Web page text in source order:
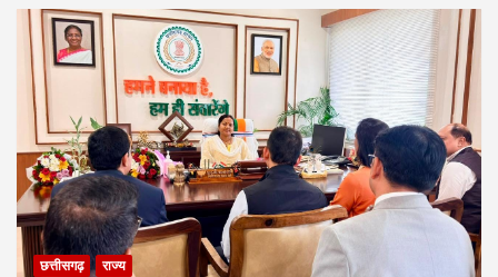
छत्तीसगढ़ राज्य